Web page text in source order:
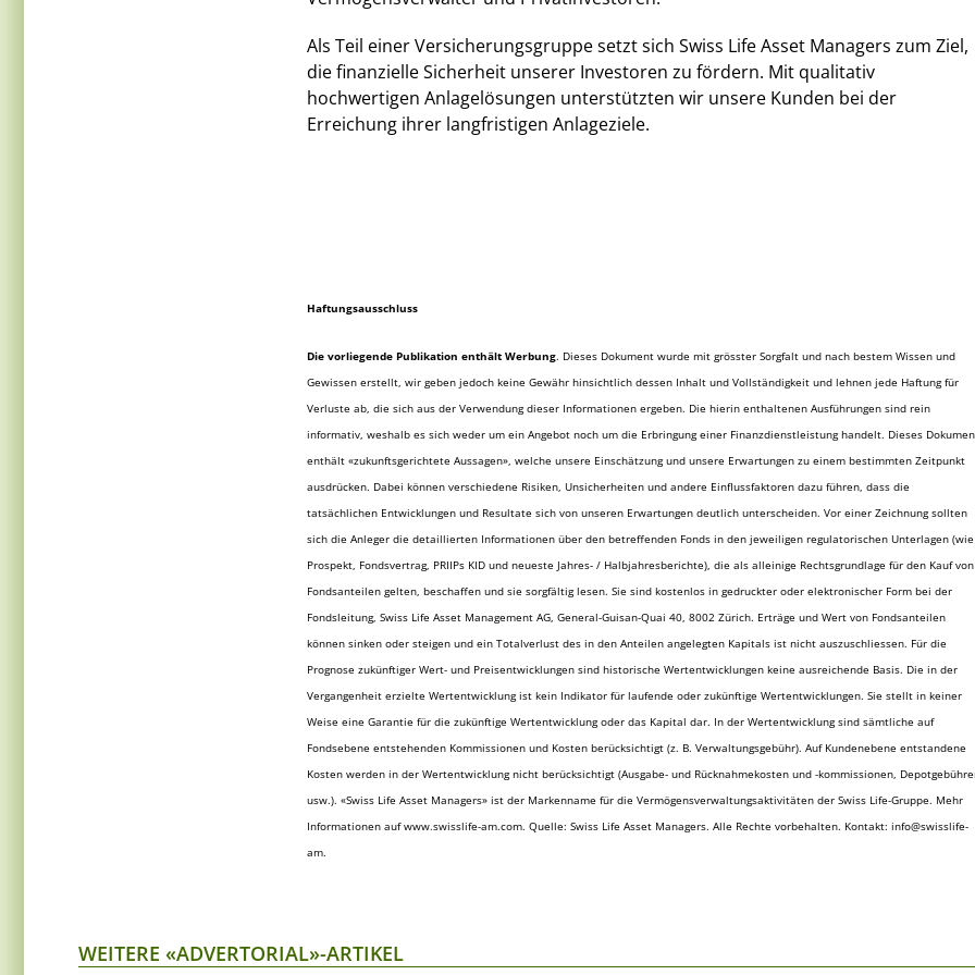
Als Teil einer Versicherungsgruppe setzt sich Swiss Life Asset Managers zum Ziel,
die finanzielle Sicherheit unserer Investoren zu fördern. Mit qualitativ
hochwertigen Anlagelösungen unterstützten wir unsere Kunden bei der
Erreichung ihrer langfristigen Anlageziele.
Haftungsausschluss
Die vorliegende Publikation enthält Werbung. Dieses Dokument wurde mit grösster Sorgfalt und nach bestem Wissen und
Gewissen erstellt, wir geben jedoch keine Gewähr hinsichtlich dessen Inhalt und Vollständigkeit und lehnen jede Haftung für
Verluste ab, die sich aus der Verwendung dieser Informationen ergeben. Die hierin enthaltenen Ausführungen sind rein
informativ, weshalb es sich weder um ein Angebot noch um die Erbringung einer Finanzdienstleistung handelt. Dieses
enthält «zukunftsgerichtete Aussagen», welche unsere Einschätzung und unsere Erwartungen zu einem bestimmten Zeitpunkt
ausdrücken. Dabei können verschiedene Risiken, Unsicherheiten und andere Einflussfaktoren dazu führen, dass die
tatsächlichen Entwicklungen und Resultate sich von unseren Erwartungen deutlich unterscheiden. Vor einer Zeichnung sollten
sich die Anleger die detaillierten Informationen über den betreffenden Fonds in den jeweiligen regulatorischen Unterlagen (wie
Prospekt, Fondsvertrag, PRIIPs KID und neueste Jahres- / Halbjahresberichte), die als alleinige Rechtsgrundlage für den Kauf von
Fondsanteilen gelten, beschaffen und sie sorgfältig lesen. Sie sind kostenlos in gedruckter oder elektronischer Form bei der
Fondsleitung, Swiss Life Asset Management AG, General-Guisan-Quai 40, 8002 Zürich. Erträge und Wert von Fondsanteilen
können sinken oder steigen und ein Totalverlust des in den Anteilen angelegten Kapitals ist nicht auszuschliessen. Für die
Prognose zukünftiger Wert- und Preisentwicklungen sind historische Wertentwicklungen keine ausreichende Basis. Die in der
Vergangenheit erzielte Wertentwicklung ist kein Indikator für laufende oder zukünftige Wertentwicklungen. Sie stellt in keiner
Weise eine Garantie für die zukünftige Wertentwicklung oder das Kapital dar. In der Wertentwicklung sind sämtliche auf
Fondsebene entstehenden Kommissionen und Kosten berücksichtigt (z. B. Verwaltungsgebühr). Auf Kundenebene entstandene
Kosten werden in der Wertentwicklung nicht berücksichtigt (Ausgabe- und Rücknahmekosten und -kommissionen,
usw.). «Swiss Life Asset Managers» ist der Markenname für die Vermögensverwaltungsaktivitäten der Swiss Life-Gruppe. Mehr
Informationen auf www.swisslife-am.com. Quelle: Swiss Life Asset Managers. Alle Rechte vorbehalten. Kontakt: info@swisslife-
am.
WEITERE «ADVERTORIAL»-ARTIKEL